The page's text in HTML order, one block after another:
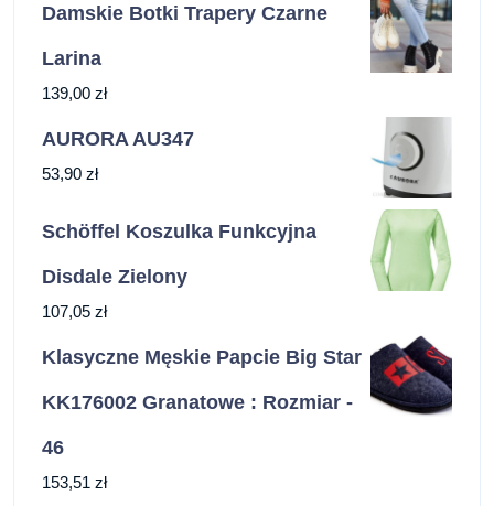
Damskie Botki Trapery Czarne
Larina
139,00 zł
AURORA AU347
53,90 zł
Schöffel Koszulka Funkcyjna
Disdale Zielony
107,05 zł
Klasyczne Męskie Papcie Big Star
KK176002 Granatowe : Rozmiar -
46
153,51 zł